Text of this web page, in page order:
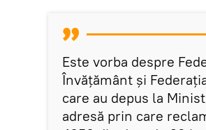
Este vorba despre
Învățământ și
care au depus la
adresă prin care